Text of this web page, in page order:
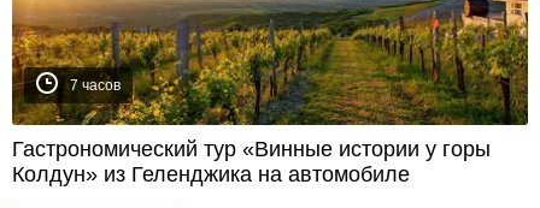
7 часов
Гастрономический тур «Винные истории у горы
Колдун» из Геленджика на автомобиле